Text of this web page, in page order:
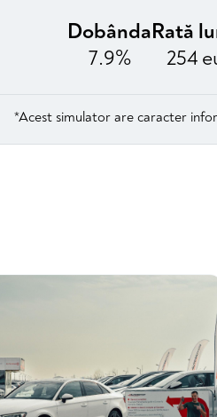
Dobânda
7.9%
Rată
254
*Acest simulator are caracter